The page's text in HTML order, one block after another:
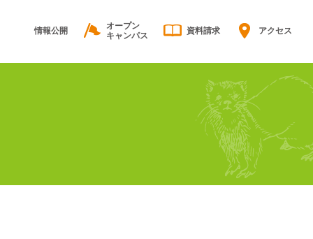
情報公開
オープン
キャンパス
資料請求 アクセス